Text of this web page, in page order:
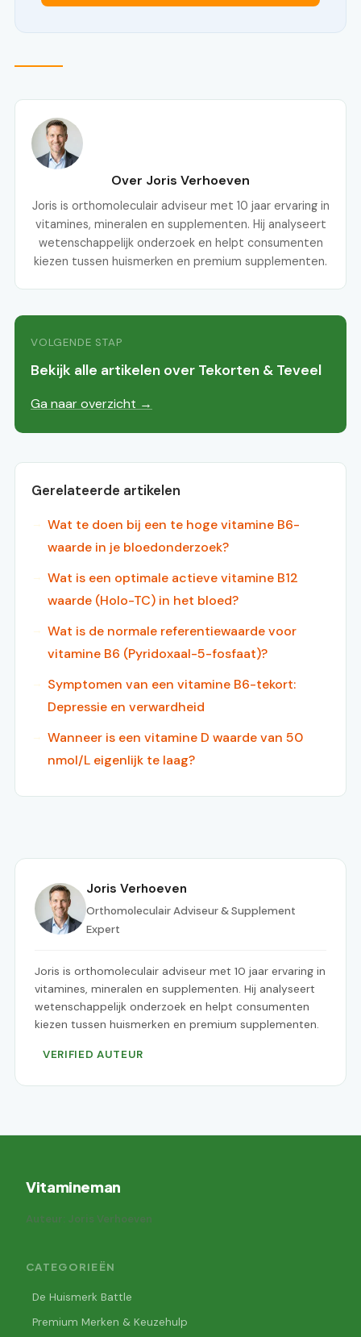
Over Joris Verhoeven
Joris is orthomoleculair adviseur met 10 jaar ervaring in
vitamines, mineralen en supplementen. Hij analyseert
wetenschappelijk onderzoek en helpt consumenten
kiezen tussen huismerken en premium supplementen.
VOLGENDE STAP
Bekijk alle artikelen over Tekorten & Teveel
Ga naar overzicht →
Gerelateerde artikelen
Wat te doen bij een te hoge vitamine B6-
waarde in je bloedonderzoek?
Wat is een optimale actieve vitamine B12
waarde (Holo-TC) in het bloed?
Wat is de normale referentiewaarde voor
vitamine B6 (Pyridoxaal-5-fosfaat)?
Symptomen van een vitamine B6-tekort:
Depressie en verwardheid
Wanneer is een vitamine D waarde van 50
nmol/L eigenlijk te laag?
Joris Verhoeven
Orthomoleculair Adviseur & Supplement
Expert
Joris is orthomoleculair adviseur met 10 jaar ervaring in
vitamines, mineralen en supplementen. Hij analyseert
wetenschappelijk onderzoek en helpt consumenten
kiezen tussen huismerken en premium supplementen.
VERIFIED AUTEUR
Vitamineman
Auteur: Joris Verhoeven
CATEGORIEËN
De Huismerk Battle
Premium Merken & Keuzehulp